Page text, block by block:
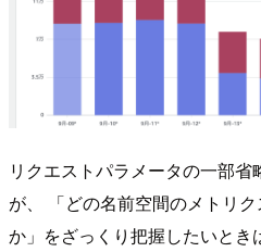
リクエストパラメータの一部
が、 「どの名前空間のメトリ
か」をざっくり把握したいとき